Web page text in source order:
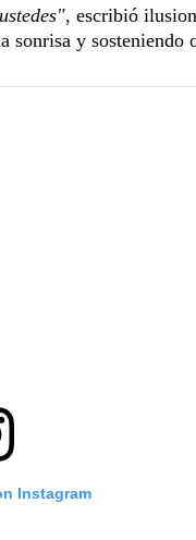
, escribió
sonrisa y sosteniendo
Instagram